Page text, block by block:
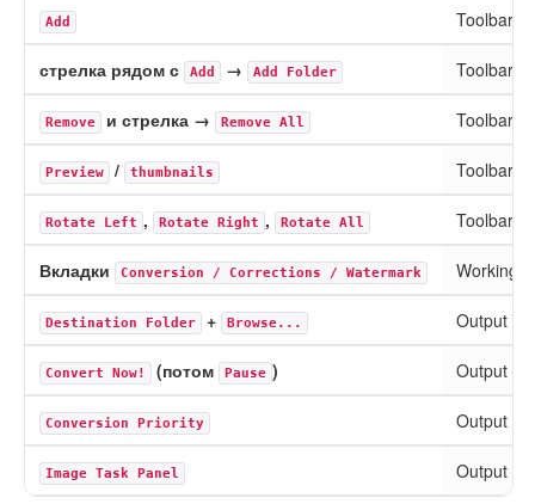
Add Toolbar /
стрелка рядом с Add → Add Folder Toolbar
Remove и стрелка → Remove All Toolbar /
Preview / thumbnails Toolbar /
Rotate Left , Rotate Right , Rotate All Toolbar /
Вкладки Conversion / Corrections / Watermark Working
Destination Folder + Browse... Output
Convert Now! (потом Pause ) Output
Conversion Priority Output
Image Task Panel Output